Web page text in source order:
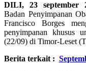
DILI, 23 september
Badan Penyimpanan
Francisco Borges
penyimpanan khusus
(22/09) di Timor-Leset
Berita terkait :